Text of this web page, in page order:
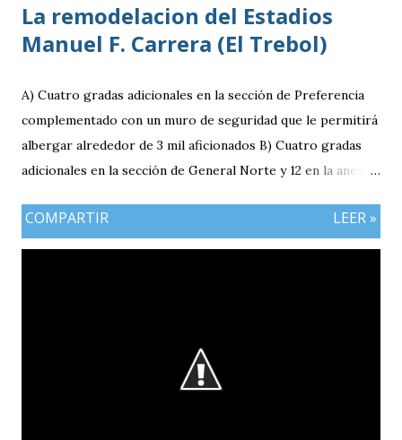
La remodelacion del Estadios
Manuel F. Carrera (El Trebol)
A) Cuatro gradas adicionales en la sección de Preferencia
complementado con un muro de seguridad que le permitirá
albergar alrededor de 3 mil aficionados B) Cuatro gradas
adicionales en la sección de General Norte y 12 en la anexa
El área de la General Sur con entrada independiente será
ahora la localidad para los visitantes. En resumen el aforo
servicio anterior en donde los aficionados se podrán
estacionar en el Parqueo de Tikal Futura. via.
COMPARTIR LEER »